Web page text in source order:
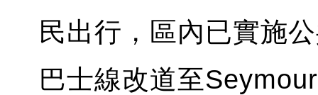
民出行，區內已實施
巴士線改道至